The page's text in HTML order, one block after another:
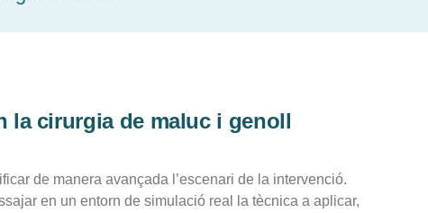
la cirurgia de maluc i genoll
de manera avançada l’escenari de la intervenció.
en un entorn de simulació real la tècnica a aplicar,